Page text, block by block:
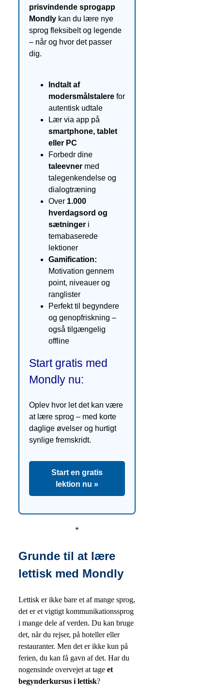
prisvindende sprogapp
Mondly kan du lære nye
sprog fleksibelt og legende
– når og hvor det passer
dig.
Indtalt af
modersmålstalere for
autentisk udtale
Lær via app på
smartphone, tablet
eller PC
Forbedr dine
taleevner med
talegenkendelse og
dialogtræning
Over 1.000
hverdagsord og
sætninger i
temabaserede
lektioner
Gamification:
Motivation gennem
point, niveauer og
ranglister
Perfekt til begyndere
og genopfriskning –
også tilgængelig
offline
Start gratis med
Mondly nu:
Oplev hvor let det kan være
at lære sprog – med korte
daglige øvelser og hurtigt
synlige fremskridt.
Start en gratis
lektion nu »
*
Grunde til at lære
lettisk med Mondly
Lettisk er ikke bare et af mange sprog,
det er et vigtigt kommunikationssprog
i mange dele af verden. Du kan bruge
det, når du rejser, på hoteller eller
restauranter. Men det er ikke kun på
ferien, du kan få gavn af det. Har du
nogensinde overvejet at tage et
begynderkursus i lettisk?